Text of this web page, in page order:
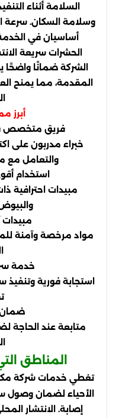
السلامة أثناء
وسلامة السكان. سرعة
أساسيان في
الحشرات سريعة
الشركة ضمانًا
المقدمة، مما يمنح
أبرز
فريق متخصص
خبراء مدربون على
والتعامل مع
استخدام
مبيدات احترافية
مواد مرخصة وآمنة
خدمة
استجابة فورية
ضمان
متابعة عند الحاجة
المناطق
تغطي خدمات شركة
الأحياء لضمان وصول
إصابة. الانتشار